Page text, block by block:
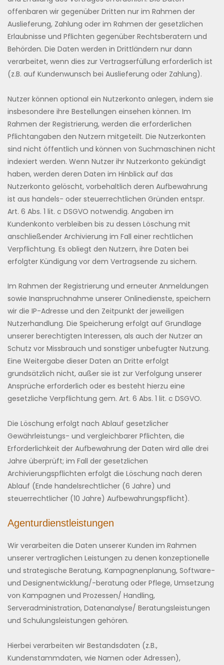
offenbaren wir gegenüber Dritten nur im Rahmen der
Auslieferung, Zahlung oder im Rahmen der gesetzlichen
Erlaubnisse und Pflichten gegenüber Rechtsberatern und
Behörden. Die Daten werden in Drittländern nur dann
verarbeitet, wenn dies zur Vertragserfüllung erforderlich ist
(z.B. auf Kundenwunsch bei Auslieferung oder Zahlung).
Nutzer können optional ein Nutzerkonto anlegen, indem sie
insbesondere ihre Bestellungen einsehen können. Im
Rahmen der Registrierung, werden die erforderlichen
Pflichtangaben den Nutzern mitgeteilt. Die Nutzerkonten
sind nicht öffentlich und können von Suchmaschinen nicht
indexiert werden. Wenn Nutzer ihr Nutzerkonto gekündigt
haben, werden deren Daten im Hinblick auf das
Nutzerkonto gelöscht, vorbehaltlich deren Aufbewahrung
ist aus handels- oder steuerrechtlichen Gründen entspr.
Art. 6 Abs. 1 lit. c DSGVO notwendig. Angaben im
Kundenkonto verbleiben bis zu dessen Löschung mit
anschließender Archivierung im Fall einer rechtlichen
Verpflichtung. Es obliegt den Nutzern, ihre Daten bei
erfolgter Kündigung vor dem Vertragsende zu sichern.
Im Rahmen der Registrierung und erneuter Anmeldungen
sowie Inanspruchnahme unserer Onlinedienste, speichern
wir die IP-Adresse und den Zeitpunkt der jeweiligen
Nutzerhandlung. Die Speicherung erfolgt auf Grundlage
unserer berechtigten Interessen, als auch der Nutzer an
Schutz vor Missbrauch und sonstiger unbefugter Nutzung.
Eine Weitergabe dieser Daten an Dritte erfolgt
grundsätzlich nicht, außer sie ist zur Verfolgung unserer
Ansprüche erforderlich oder es besteht hierzu eine
gesetzliche Verpflichtung gem. Art. 6 Abs. 1 lit. c DSGVO.
Die Löschung erfolgt nach Ablauf gesetzlicher
Gewährleistungs- und vergleichbarer Pflichten, die
Erforderlichkeit der Aufbewahrung der Daten wird alle drei
Jahre überprüft; im Fall der gesetzlichen
Archivierungspflichten erfolgt die Löschung nach deren
Ablauf (Ende handelsrechtlicher (6 Jahre) und
steuerrechtlicher (10 Jahre) Aufbewahrungspflicht).
Agenturdienstleistungen
Wir verarbeiten die Daten unserer Kunden im Rahmen
unserer vertraglichen Leistungen zu denen konzeptionelle
und strategische Beratung, Kampagnenplanung, Software-
und Designentwicklung/-beratung oder Pflege, Umsetzung
von Kampagnen und Prozessen/ Handling,
Serveradministration, Datenanalyse/ Beratungsleistungen
und Schulungsleistungen gehören.
Hierbei verarbeiten wir Bestandsdaten (z.B.,
Kundenstammdaten, wie Namen oder Adressen),